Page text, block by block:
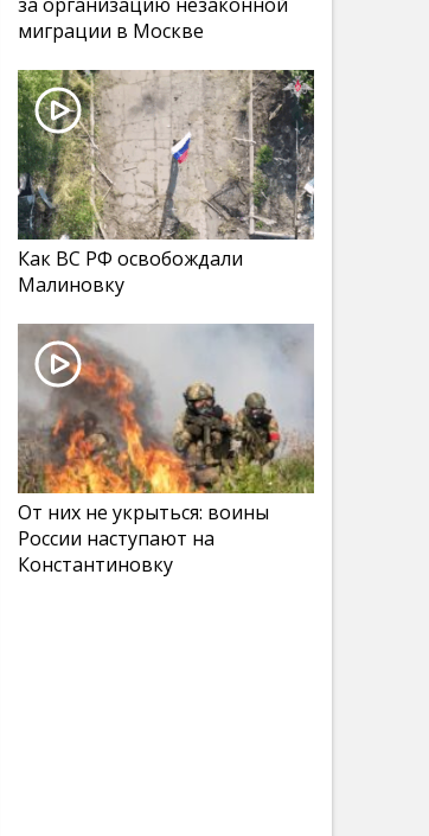
миграции в Москве
Как ВС РФ освобождали
Малиновку
От них не укрыться: воины
России наступают на
Константиновку